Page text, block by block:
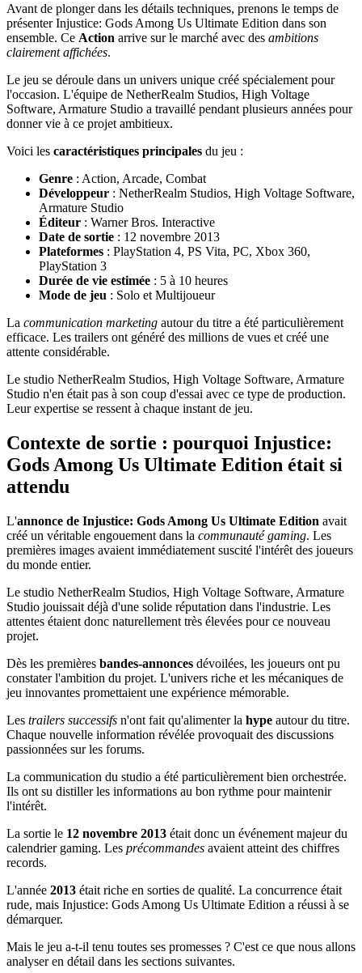
Avant de plonger dans les détails techniques, prenons le temps de
présenter Injustice: Gods Among Us Ultimate Edition dans son
ensemble. Ce Action arrive sur le marché avec des ambitions
clairement affichées.
Le jeu se déroule dans un univers unique créé spécialement pour
l'occasion. L'équipe de NetherRealm Studios, High Voltage
Software, Armature Studio a travaillé pendant plusieurs années pour
donner vie à ce projet ambitieux.
Voici les caractéristiques principales du jeu :
Genre : Action, Arcade, Combat
Développeur : NetherRealm Studios, High Voltage Software,
Armature Studio
Éditeur : Warner Bros. Interactive
Date de sortie : 12 novembre 2013
Plateformes : PlayStation 4, PS Vita, PC, Xbox 360,
PlayStation 3
Durée de vie estimée : 5 à 10 heures
Mode de jeu : Solo et Multijoueur
La communication marketing autour du titre a été particulièrement
efficace. Les trailers ont généré des millions de vues et créé une
attente considérable.
Le studio NetherRealm Studios, High Voltage Software, Armature
Studio n'en était pas à son coup d'essai avec ce type de production.
Leur expertise se ressent à chaque instant de jeu.
Contexte de sortie : pourquoi Injustice:
Gods Among Us Ultimate Edition était si
attendu
L'annonce de Injustice: Gods Among Us Ultimate Edition avait
créé un véritable engouement dans la communauté gaming. Les
premières images avaient immédiatement suscité l'intérêt des joueurs
du monde entier.
Le studio NetherRealm Studios, High Voltage Software, Armature
Studio jouissait déjà d'une solide réputation dans l'industrie. Les
attentes étaient donc naturellement très élevées pour ce nouveau
projet.
Dès les premières bandes-annonces dévoilées, les joueurs ont pu
constater l'ambition du projet. L'univers riche et les mécaniques de
jeu innovantes promettaient une expérience mémorable.
Les trailers successifs n'ont fait qu'alimenter la hype autour du titre.
Chaque nouvelle information révélée provoquait des discussions
passionnées sur les forums.
La communication du studio a été particulièrement bien orchestrée.
Ils ont su distiller les informations au bon rythme pour maintenir
l'intérêt.
La sortie le 12 novembre 2013 était donc un événement majeur du
calendrier gaming. Les précommandes avaient atteint des chiffres
records.
L'année 2013 était riche en sorties de qualité. La concurrence était
rude, mais Injustice: Gods Among Us Ultimate Edition a réussi à se
démarquer.
Mais le jeu a-t-il tenu toutes ses promesses ? C'est ce que nous allons
analyser en détail dans les sections suivantes.